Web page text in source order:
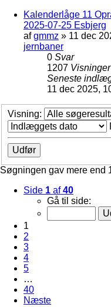
Kalenderlåge 11
2025-07-25 Esbjerg
afgmmz » 11 dec
jernbaner
0 Svar
1207 Visninger
Seneste
11 dec 2025,
Visning:
Søgningen gav mere end
Side 1 af40
Gå til side:
1
2
3
4
5
…
40
Næste